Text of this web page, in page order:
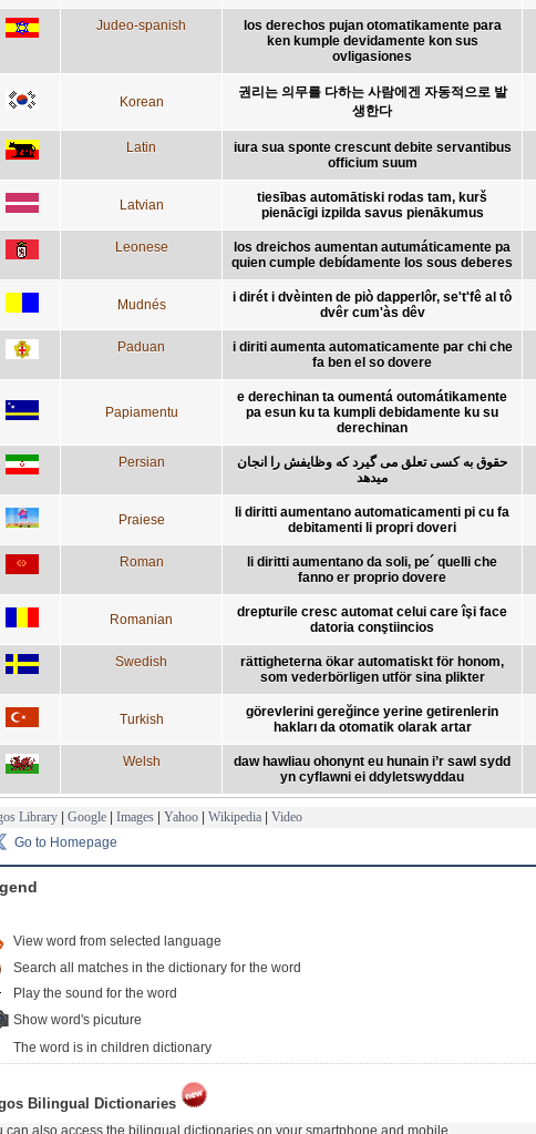
Judeo-spanish
los derechos pujan otomatikamente para
ken kumple devidamente kon sus
ovligasiones
Korean
권리는 의무를 다하는 사람에겐 자동적으로 발
생한다
Latin
iura sua sponte crescunt debite servantibus
officium suum
Latvian
tiesības automātiski rodas tam, kurš
pienācīgi izpilda savus pienākumus
Leonese
los dreichos aumentan autumáticamente pa
quien cumple debídamente los sous deberes
Mudnés
i dirét i dvèinten de piò dapperlôr, se't'fê al tô
dvêr cum'às dêv
Paduan
i diriti aumenta automaticamente par chi che
fa ben el so dovere
Papiamentu
e derechinan ta oumentá outomátikamente
pa esun ku ta kumpli debidamente ku su
derechinan
Persian
حقوق به کسی تعلق می گیرد که وظایفش را انجان
میدهد
Praiese
li diritti aumentano automaticamenti pi cu fa
debitamenti li propri doveri
Roman
li diritti aumentano da soli, pe´ quelli che
fanno er proprio dovere
Romanian
drepturile cresc automat celui care îşi face
datoria conştiincios
Swedish
rättigheterna ökar automatiskt för honom,
som vederbörligen utför sina plikter
Turkish
görevlerini gereğince yerine getirenlerin
hakları da otomatik olarak artar
Welsh
daw hawliau ohonynt eu hunain i’r sawl sydd
yn cyflawni ei ddyletswyddau
Library | Google | Images | Yahoo | Wikipedia | Video
Go to Homepage
View word from selected language
Search all matches in the dictionary for the word
Play the sound for the word
Show word's picuture
The word is in children dictionary
Bilingual Dictionaries
can also access the bilingual dictionaries on your smartphone and mobile.